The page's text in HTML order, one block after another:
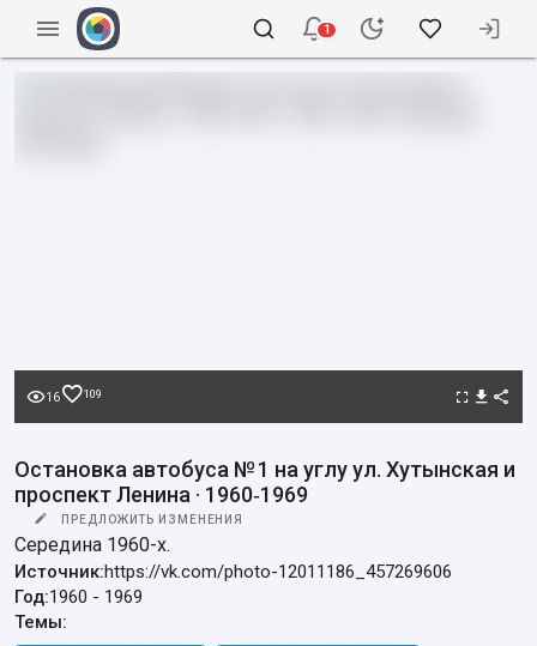
1
16 109
Остановка автобуса № 1 на углу ул. Хутынская и
проспект Ленина · 1960‑1969
ПРЕДЛОЖИТЬ ИЗМЕНЕНИЯ
Середина 1960-х.
Источник:https://vk.com/photo-12011186_457269606
Год:1960 - 1969
Темы: